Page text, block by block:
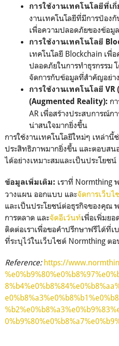
การใช้งานเทคโนโลยีที่เ
งานเทคโนโลยีที่มีการป้อง
เพื่อความปลอดภัยของข้อ
การใช้งานเทคโนโลยี
เทคโนโลยี Blockchain เพื่
ปลอดภัยในการทำธุรกรรม
จัดการกับข้อมูลที่สำคัญอย่า
การใช้งานเทคโนโลยี
(Augmented Reality): ก
AR เพื่อสร้างประสบการณ์
น่าสนใจมากยิ่งขึ้น
การใช้งานเทคโนโลยีใหม่ๆ เหล่า
ประสิทธิภาพมากยิ่งขึ้น และตอบสน
ได้อย่างเหมาะสมและเป็นประโยชน์
ข้อมูลเพิ่มเติม: เราที่ Normthing
วางแผน ออกแบบ และจัดการเว็บไ
และเป็นประโยชน์ต่อธุรกิจของคุณ
การตลาด และจัดอีเว้นท์เพื่อเพิ่มย
ติดต่อเราเพื่อขอคำปรึกษาฟรีได้ที่เ
ที่ระบุไว้ในเว็บไซต์ Normthing ตอ
Reference: https://